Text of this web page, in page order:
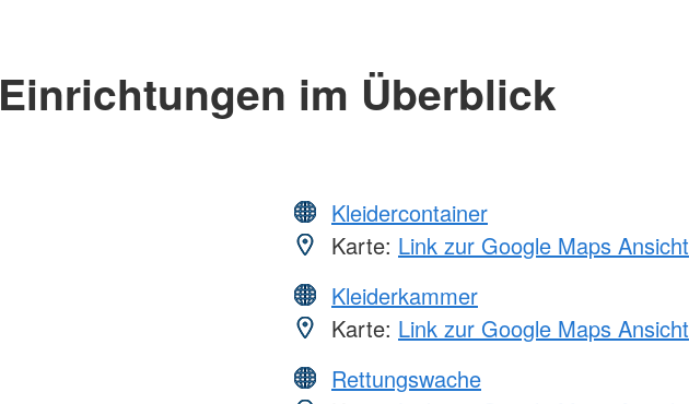
Einrichtungen im Überblick
Kleidercontainer
Karte: Link zur Google Maps Ansicht
Kleiderkammer
Karte: Link zur Google Maps Ansicht
Rettungswache